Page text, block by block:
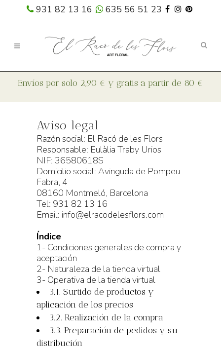
931 82 13 16 635 56 51 23
Aviso legal
Razón social: El Racó de les Flors
Responsable: Eulàlia Traby Urios
NIF: 36580618S
Domicilio social: Avinguda de Pompeu
Fabra, 4
08160 Montmeló, Barcelona
Tel: 931 82 13 16
Email: info@elracodelesflors.com
Índice
1- Condiciones generales de compra y
aceptación
2- Naturaleza de la tienda virtual
3- Operativa de la tienda virtual
3.1. Surtido de productos y
aplicación de los precios
3.2. Realización de la compra
3.3. Preparación de pedidos y su
distribución